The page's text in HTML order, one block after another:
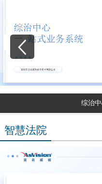
综治
智慧法院